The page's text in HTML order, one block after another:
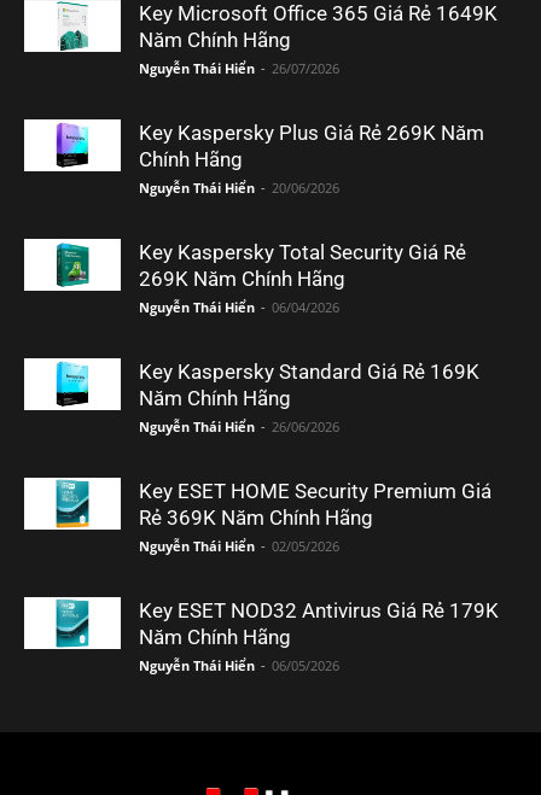
Key Microsoft Office 365 Giá Rẻ 1649K
Năm Chính Hãng
Nguyễn Thái Hiển - 26/07/2026
Key Kaspersky Plus Giá Rẻ 269K Năm
Chính Hãng
Nguyễn Thái Hiển - 20/06/2026
Key Kaspersky Total Security Giá Rẻ
269K Năm Chính Hãng
Nguyễn Thái Hiển - 06/04/2026
Key Kaspersky Standard Giá Rẻ 169K
Năm Chính Hãng
Nguyễn Thái Hiển - 26/06/2026
Key ESET HOME Security Premium Giá
Rẻ 369K Năm Chính Hãng
Nguyễn Thái Hiển - 02/05/2026
Key ESET NOD32 Antivirus Giá Rẻ 179K
Năm Chính Hãng
Nguyễn Thái Hiển - 06/05/2026